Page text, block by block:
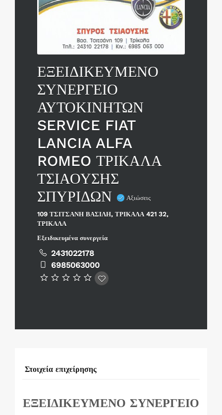
ΕΞΕΙΔΙΚΕΥΜΕΝΟ
ΣΥΝΕΡΓΕΙΟ
ΑΥΤΟΚΙΝΗΤΩΝ
SERVICE FIAT
LANCIA ALFA
ROMEO ΤΡΙΚΑΛΑ
ΤΣΙΑΟΥΣΗΣ
ΣΠΥΡΙΔΩΝ
Αξιώσεις
109 ΤΣΙΤΣΑΝΗ ΒΑΣΙΛΗ, ΤΡΙΚΑΛΑ 421 32,
ΤΡΙΚΑΛΑ
Εξειδικευμένα συνεργεία
2431022178
6985063000
Στοιχεία επιχείρησης
ΕΞΕΙΔΙΚΕΥΜΕΝΟ ΣΥΝΕΡΓΕΙΟ